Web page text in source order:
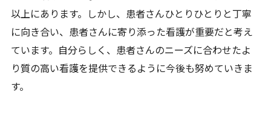
以上にあります。しかし、患者さんひとりひとりと丁寧
に向き合い、患者さんに寄り添った看護が重要だと考え
ています。自分らしく、患者さんのニーズに合わせたよ
り質の高い看護を提供できるように今後も努めていきま
す。